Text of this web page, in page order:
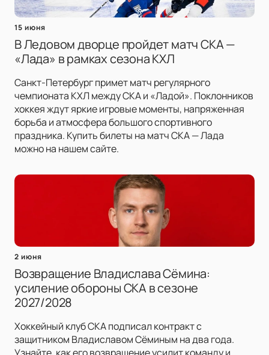
15 июня
В Ледовом дворце пройдет матч СКА —
«Лада» в рамках сезона КХЛ
Санкт-Петербург примет матч регулярного
чемпионата КХЛ между СКА и «Ладой». Поклонников
хоккея ждут яркие игровые моменты, напряженная
борьба и атмосфера большого спортивного
праздника. Купить билеты на матч СКА — Лада
можно на нашем сайте.
2 июня
Возвращение Владислава Сёмина:
усиление обороны СКА в сезоне
2027/2028
Хоккейный клуб СКА подписал контракт с
защитником Владиславом Сёминым на два года.